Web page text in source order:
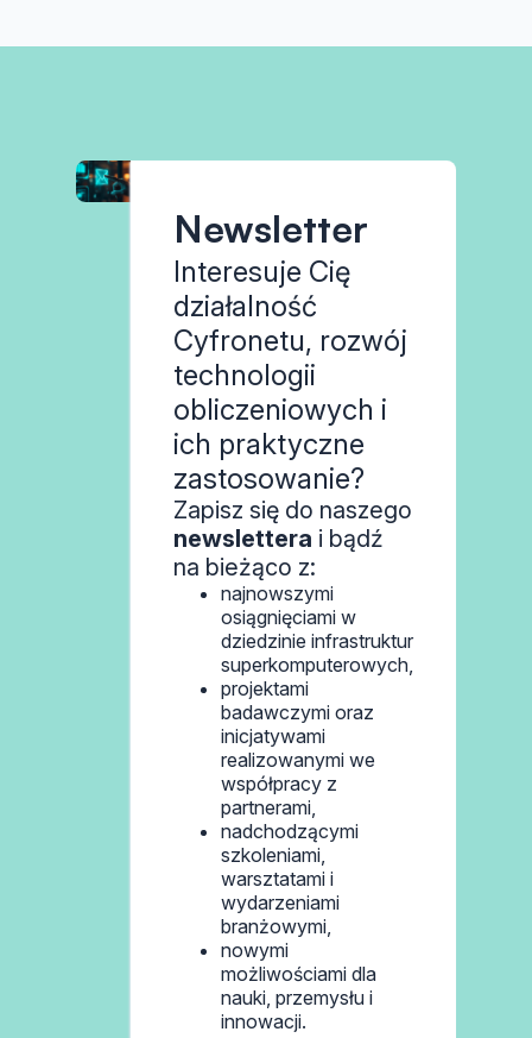
Newsletter
Interesuje Cię
działalność
Cyfronetu, rozwój
technologii
obliczeniowych i
ich praktyczne
zastosowanie?
Zapisz się do naszego
newslettera i bądź
na bieżąco z:
najnowszymi
osiągnięciami w
dziedzinie infrastruktur
superkomputerowych,
projektami
badawczymi oraz
inicjatywami
realizowanymi we
współpracy z
partnerami,
nadchodzącymi
szkoleniami,
warsztatami i
wydarzeniami
branżowymi,
nowymi
możliwościami dla
nauki, przemysłu i
innowacji.